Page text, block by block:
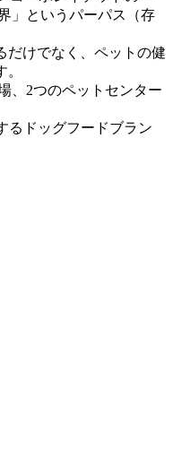
」というパーパス（存
だけでなく、ペットの健
、2つのペットセンター
るドッグフードブラン